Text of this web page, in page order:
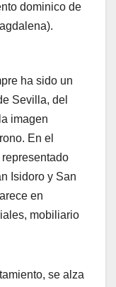
dominico de
ha sido un
Sevilla, del
imagen
En el
Isidoro y San
en
mobiliario
se alza